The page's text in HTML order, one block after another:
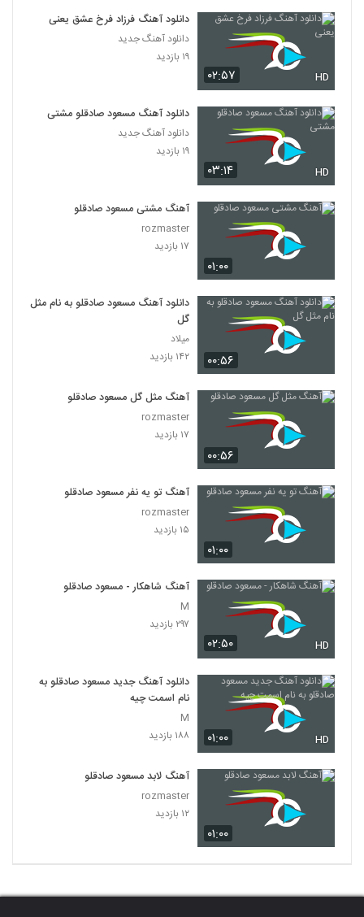
۰۲:۵۷ HD
دانلود آهنگ فرزاد فرخ عشق یعنی
دانلود آهنگ جدید
۱۹ بازدید
۰۳:۱۴ HD
دانلود آهنگ مسعود صادقلو مشتی
دانلود آهنگ جدید
۱۹ بازدید
۰۱:۰۰
آهنگ مشتی مسعود صادقلو
rozmaster
۱۷ بازدید
۰۰:۵۶
دانلود آهنگ مسعود صادقلو به نام مثل
گل
میلاد
۱۴۲ بازدید
۰۰:۵۶
آهنگ مثل گل مسعود صادقلو
rozmaster
۱۷ بازدید
۰۱:۰۰
آهنگ تو یه نفر مسعود صادقلو
rozmaster
۱۵ بازدید
۰۲:۵۰ HD
آهنگ شاهکار - مسعود صادقلو
M
۲۹۷ بازدید
۰۱:۰۰ HD
دانلود آهنگ جدید مسعود صادقلو به
نام اسمت چیه
M
۱۸۸ بازدید
۰۱:۰۰
آهنگ لابد مسعود صادقلو
rozmaster
۱۲ بازدید